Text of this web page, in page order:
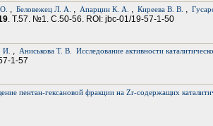
, Беловежец Л. А. , Апарцин К. А. , Киреева В. В. ,
. Т.57. №1. С.50-56. ROI: jbc-01/19-57-1-50
И. , Аниськова Т. В. Исследование активности
1-57
пентан-гексановой фракции на Zr-содержащих